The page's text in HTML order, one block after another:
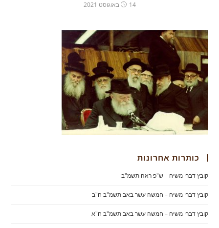
14 באוגוסט 2021
כותרות אחרונות
קובץ דברי משיח – ש"פ ראה תשמ"ב
קובץ דברי משיח – חמשה עשר באב תשמ"ב ח"ב
קובץ דברי משיח – חמשה עשר באב תשמ"ב ח"א